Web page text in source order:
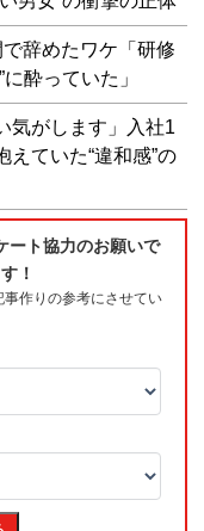
辞めたワケ「研修
酔っていた」
気がします」入社1
ていた“違和感”の